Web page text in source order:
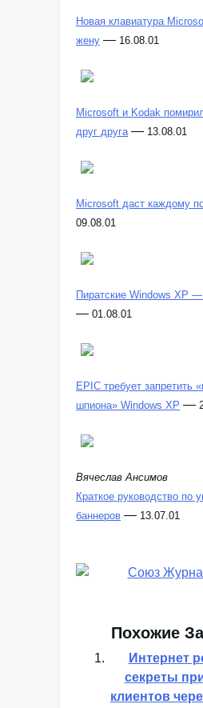
Новая клавиатура
жену — 16.08.01
Microsoft и Kodak
друг друга — 13.08.01
Microsoft даст каждому
09.08.01
Пиратские Windows XP
— 01.08.01
EPIC требует запретить
шпиона» Windows XP —
Вячеслав Ансимов
Краткое руководство по
баннеров — 13.07.01
Похожие
Интернет
секреты
клиентов